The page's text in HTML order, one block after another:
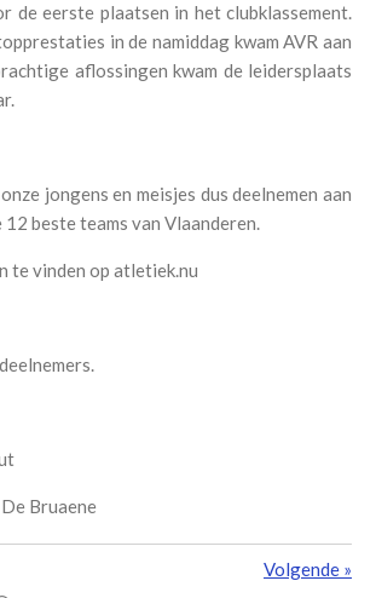
de eerste plaatsen in het clubklassement.
in de namiddag kwam AVR aan
aflossingen kwam de leidersplaats
jongens en meisjes dus deelnemen aan
beste teams van Vlaanderen.
te vinden op atletiek.nu
Bruaene
Volgende »